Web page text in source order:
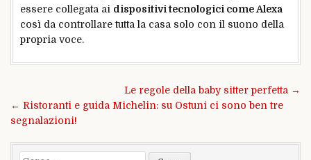
essere collegata ai dispositivi tecnologici come Alexa
così da controllare tutta la casa solo con il suono della
propria voce.
articoli
Le regole della baby sitter perfetta →
← Ristoranti e guida Michelin: su Ostuni ci sono ben tre
segnalazioni!
Ricerca